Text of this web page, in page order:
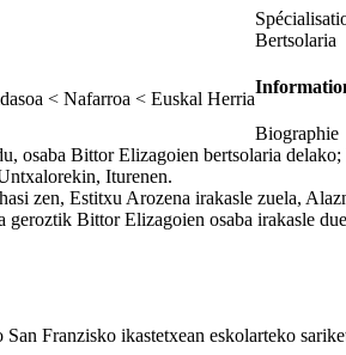
< Nafarroa < Euskal Herria
Bertsolaria
Biographie
osaba Bittor Elizagoien bertsolaria
Iturenen.
zen, Estitxu Arozena irakasle zuela,
Bittor Elizagoien osaba irakasle
Franzisko ikastetxean eskolarteko